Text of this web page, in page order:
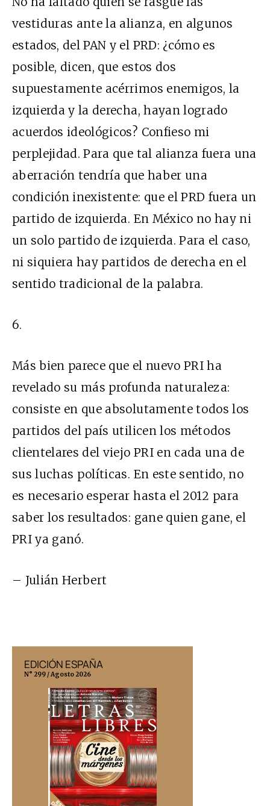
vestiduras ante la alianza, en algunos
estados, del PAN y el PRD: ¿cómo es
posible, dicen, que estos dos
supuestamente acérrimos enemigos, la
izquierda y la derecha, hayan logrado
acuerdos ideológicos? Confieso mi
perplejidad. Para que tal alianza fuera una
aberración tendría que haber una
condición inexistente: que el PRD fuera un
partido de izquierda. En México no hay ni
un solo partido de izquierda. Para el caso,
ni siquiera hay partidos de derecha en el
sentido tradicional de la palabra.
6.
Más bien parece que el nuevo PRI ha
revelado su más profunda naturaleza:
consiste en que absolutamente todos los
partidos del país utilicen los métodos
clientelares del viejo PRI en cada una de
sus luchas políticas. En este sentido, no
es necesario esperar hasta el 2012 para
saber los resultados: gane quien gane, el
PRI ya ganó.
– Julián Herbert
EDICIÓN ESPAÑA
N° 299 / Agosto 2026